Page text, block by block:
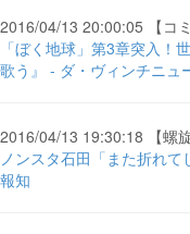
2016/04/13 20:00:05 【コ
「ぼく地球」第3章突入！
歌う』 - ダ・ヴィンチニュ
2016/04/13 19:30:18 【螺旋
ノンスタ石田「また折れ
報知